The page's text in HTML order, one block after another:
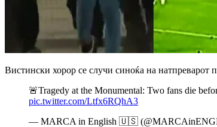
Вистински хорор се случи синоќа на натпреварот
🚨Tragedy at the Monumental: Two fans die
pic.twitter.com/Ltfx6RQhA3
— MARCA in English 🇺🇸